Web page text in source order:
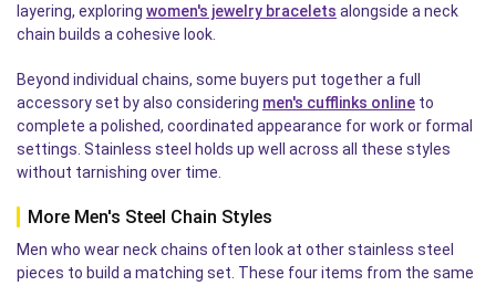
layering, exploring women's jewelry bracelets alongside a neck
chain builds a cohesive look.
Beyond individual chains, some buyers put together a full
accessory set by also considering men's cufflinks online to
complete a polished, coordinated appearance for work or formal
settings. Stainless steel holds up well across all these styles
without tarnishing over time.
More Men's Steel Chain Styles
Men who wear neck chains often look at other stainless steel
pieces to build a matching set. These four items from the same